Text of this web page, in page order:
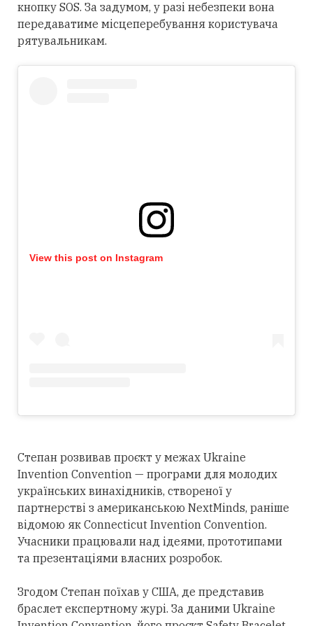
кнопку SOS. За задумом, у разі небезпеки вона
передаватиме місцеперебування користувача
рятувальникам.
View this post on Instagram
Степан розвивав проєкт у межах Ukraine
Invention Convention — програми для молодих
українських винахідників, створеної у
партнерстві з американською NextMinds, раніше
відомою як Connecticut Invention Convention.
Учасники працювали над ідеями, прототипами
та презентаціями власних розробок.
Згодом Степан поїхав у США, де представив
браслет експертному журі. За даними Ukraine